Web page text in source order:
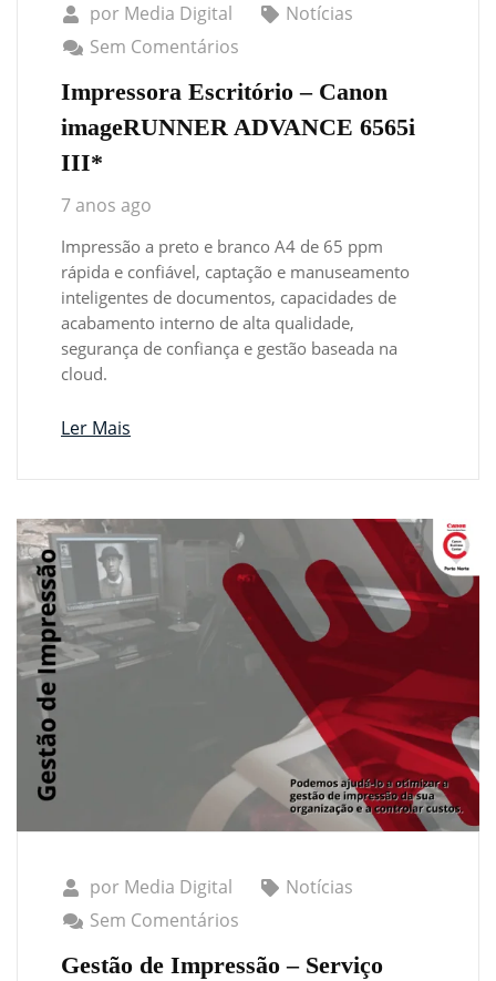
por Media Digital
Notícias
Sem Comentários
Impressora Escritório – Canon
imageRUNNER ADVANCE 6565i
III*
7 anos ago
Impressão a preto e branco A4 de 65 ppm
rápida e confiável, captação e manuseamento
inteligentes de documentos, capacidades de
acabamento interno de alta qualidade,
segurança de confiança e gestão baseada na
cloud.
Ler Mais
por Media Digital
Notícias
Sem Comentários
Gestão de Impressão – Serviço